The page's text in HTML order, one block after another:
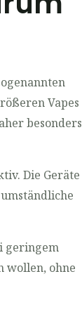
Vapes
besonders
Die Geräte
geringem
wollen, ohne